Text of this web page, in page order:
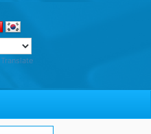
Translate